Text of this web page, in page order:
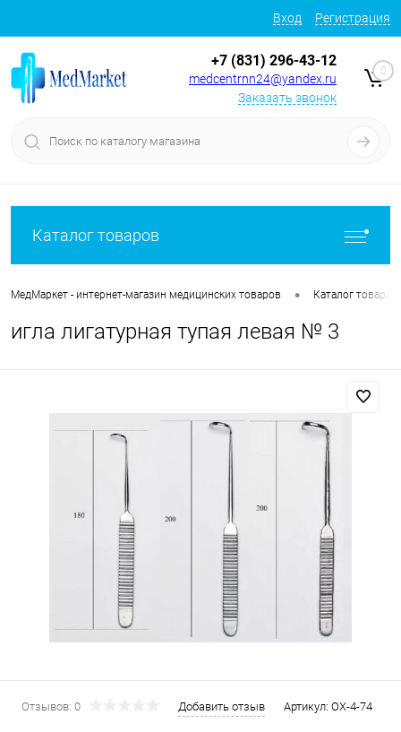
Вход Регистрация
+7 (831) 296-43-12
medcentrnn24@yandex.ru
Заказать звонок
0
Каталог товаров
МедМаркет - интернет-магазин медицинских товаров • Каталог товаров
игла лигатурная тупая левая № 3
Отзывов: 0 Добавить отзыв Артикул: ОХ-4-74